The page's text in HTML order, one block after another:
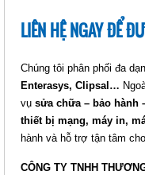
THANH
Ổ
LIÊN HỆ NGAY ĐỂ
Chúng tôi phân phối đa
Enterasys, Clipsal…
vụ sửa chữa – bảo hành
thiết bị mạng, máy in,
hành và hỗ trợ tận tâm
CÔNG TY TNHH